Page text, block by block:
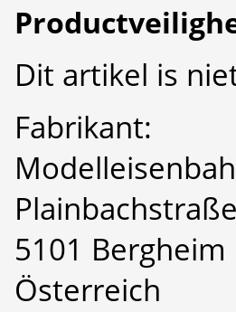
Dit artikel is
Fabrikant:
5101 Bergheim
Österreich